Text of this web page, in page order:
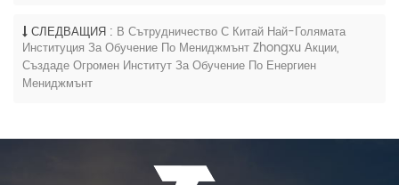
СЛЕДВАЩИЯ : В Сътрудничество С Китай Най-Голямата
Институция За Обучение По Мениджмънт Zhongxu Акции,
Създаде Огромен Институт За Обучение По Енергиен
Мениджмънт